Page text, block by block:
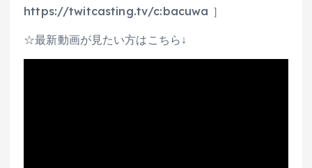
https://twitcasting.tv/c:bacuwa ］
☆最新動画が見たい方はこちら↓